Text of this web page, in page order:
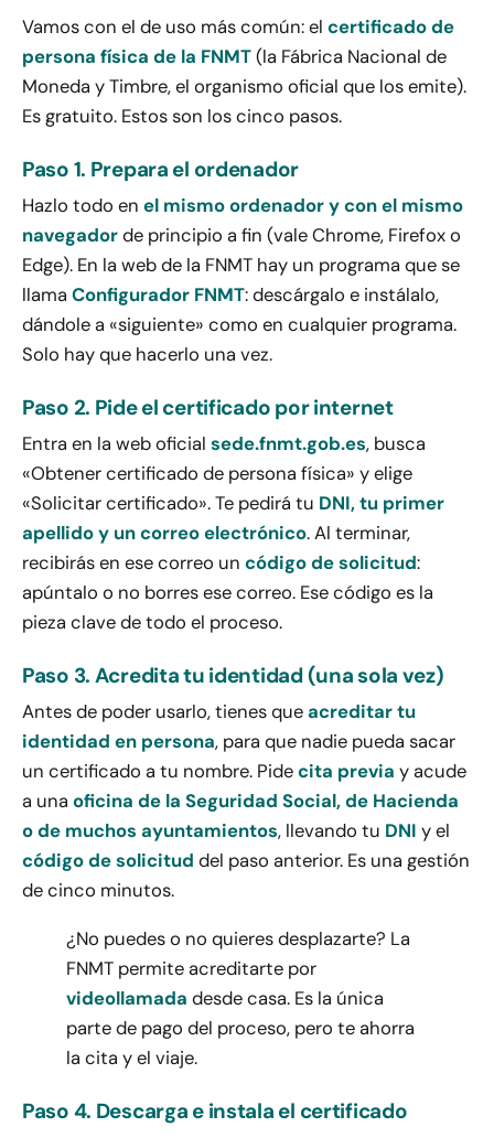
Vamos con el de uso más común: el certificado de
persona física de la FNMT(la Fábrica Nacional de
Moneda y Timbre, el organismo oficial que los emite).
Es gratuito. Estos son los cinco pasos.
Paso 1. Prepara el ordenador
Hazlo todo en el mismo ordenador y con el mismo
navegadorde principio a fin (vale Chrome, Firefox o
Edge). En la web de la FNMT hay un programa que se
llama Configurador FNMT: descárgalo e instálalo,
dándole a «siguiente» como en cualquier programa.
Solo hay que hacerlo una vez.
Paso 2. Pide el certificado por internet
Entra en la web oficial sede.fnmt.gob.es, busca
«Obtener certificado de persona física» y elige
«Solicitar certificado». Te pedirá tu DNI, tu primer
apellido y un correo electrónico. Al terminar,
recibirás en ese correo un código de solicitud:
apúntalo o no borres ese correo. Ese código es la
pieza clave de todo el proceso.
Paso 3. Acredita tu identidad (una sola vez)
Antes de poder usarlo, tienes queacreditar tu
identidad en persona, para que nadie pueda sacar
un certificado a tu nombre. Pidecita previa y acude
a una oficina de la Seguridad Social, de Hacienda
o de muchos ayuntamientos, llevando tu DNI y el
código de solicitud del paso anterior. Es una gestión
de cinco minutos.
¿No puedes o no quieres desplazarte? La
FNMT permite acreditarte por
videollamada desde casa. Es la única
parte de pago del proceso, pero te ahorra
la cita y el viaje.
Paso 4. Descarga e instala el certificado